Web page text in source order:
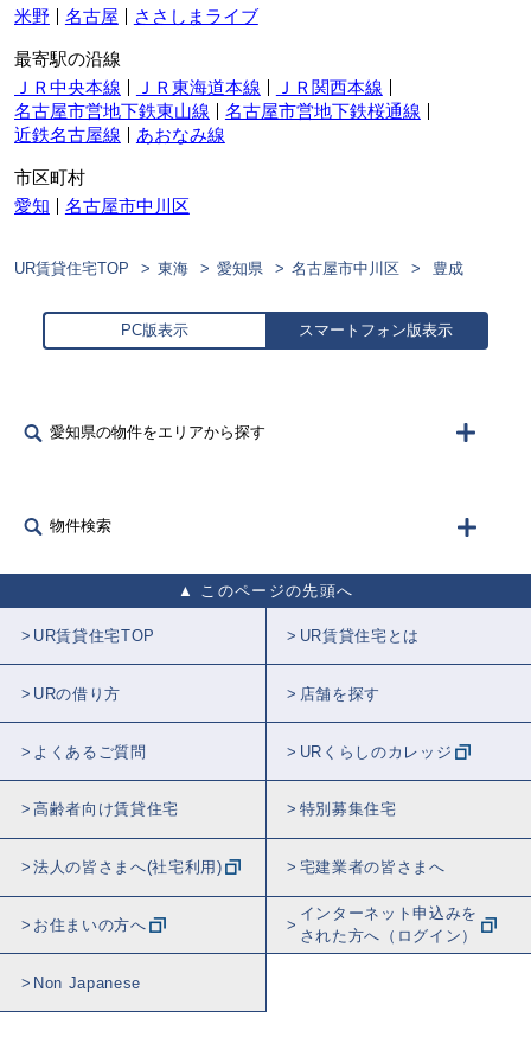
米野
名古屋 ささしまライブ
最寄駅の沿線
ＪＲ中央本線
ＪＲ東海道本線
ＪＲ関西本線
名古屋市営地下鉄東山線
名古屋市営地下鉄桜通線
近鉄名古屋線
あおなみ線
市区町村
愛知
名古屋市中川区
UR賃貸住宅TOP 東海 愛知県 名古屋市中川区 豊成
PC版表示 スマートフォン版表示
愛知県の物件をエリアから探す
物件検索
このページの先頭へ
UR賃貸住宅TOP UR賃貸住宅とは
URの借り方 店舗を探す
よくあるご質問 URくらしのカレッジ
高齢者向け賃貸住宅 特別募集住宅
法人の皆さまへ(社宅利用) 宅建業者の皆さまへ
お住まいの方へ
インターネット申込みを
された方へ（ログイン）
Non Japanese